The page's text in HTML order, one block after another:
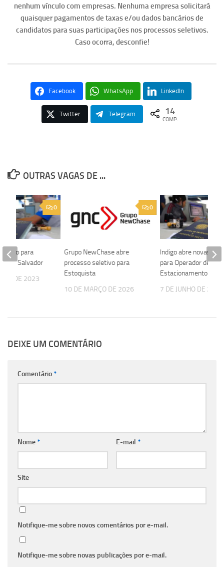
nenhum vínculo com empresas. Nenhuma empresa solicitará
quaisquer pagamentos de taxas e/ou dados bancários de
candidatos para suas participações nos processos seletivos.
Caso ocorra, desconfie!
Facebook WhatsApp LinkedIn
Twitter Telegram 14
COMP.
OUTRAS VAGAS DE ...
0
Grupo NewChase abre
processo seletivo para
Estoquista
10 DE MARÇO DE 2026
Indigo abre novas
para Operador de
Estacionamento
7 DE JUNHO DE 2024
0
para
em Salvador
DE 2023
DEIXE UM COMENTÁRIO
Comentário*
Nome* E-mail *
Site
Notifique-me sobre novos comentários por e-mail.
Notifique-me sobre novas publicações por e-mail.